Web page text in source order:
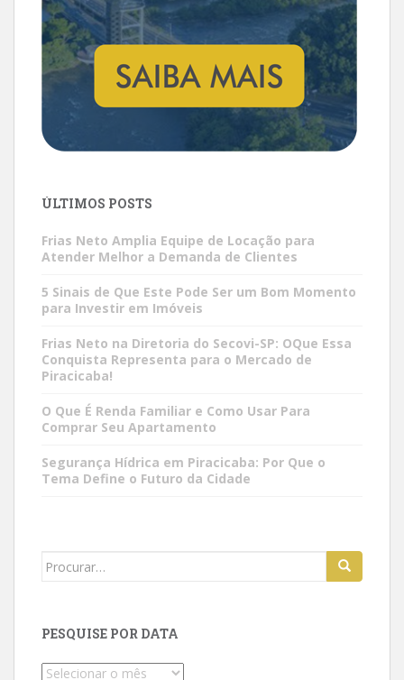
ÚLTIMOS POSTS
Frias Neto Amplia Equipe de Locação para
Atender Melhor a Demanda de Clientes
5 Sinais de Que Este Pode Ser um Bom Momento
para Investir em Imóveis
Frias Neto na Diretoria do Secovi-SP: OQue Essa
Conquista Representa para o Mercado de
Piracicaba!
O Que É Renda Familiar e Como Usar Para
Comprar Seu Apartamento
Segurança Hídrica em Piracicaba: Por Que o
Tema Define o Futuro da Cidade
Search
PESQUISE POR DATA
Pesquise